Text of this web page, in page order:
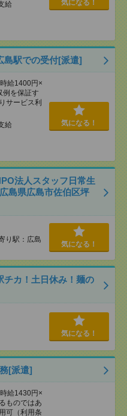
給
気になる！
駅での受付[派遣]
給1400円×
を保証す
サービス利
給
気になる！
法人スタッフ日常生
島県広島市佐伯区坪
り駅：広島
気になる！
チカ！土日休み！麺の
気になる！
[派遣]
給1430円×
ものではあ
可（利用条